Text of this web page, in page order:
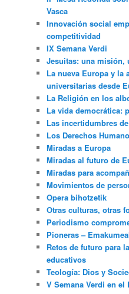
Vasca
Innovación social
competitividad
IX Semana Verdi
Jesuitas: una misión,
La nueva Europa y la
universitarias desde
La Religión en los
La vida democrática:
Las incertidumbres
Los Derechos
Miradas a Europa
Miradas al futuro de
Miradas para
Movimientos de
Opera bihotzetik
Otras culturas, otras
Periodismo
Pioneras –
Retos de futuro para
educativos
Teología: Dios y
V Semana Verdi en el